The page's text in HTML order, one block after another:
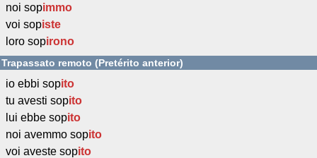
noi sopimmo
voi sopiste
loro sopirono
Trapassato remoto (Pretérito anterior)
io ebbi sopito
tu avesti sopito
lui ebbe sopito
noi avemmo sopito
voi aveste sopito